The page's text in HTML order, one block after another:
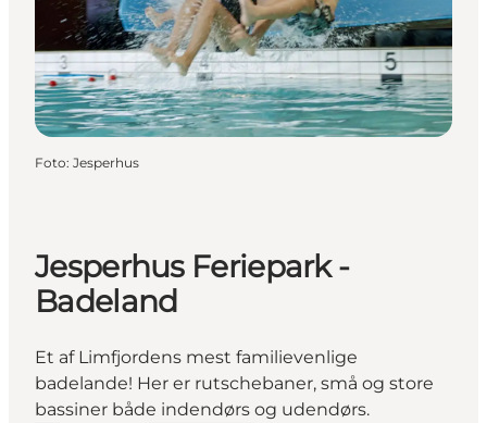
Foto: Jesperhus
Jesperhus Feriepark -
Badeland
Et af Limfjordens mest familievenlige
badelande! Her er rutschebaner, små og store
bassiner både indendørs og udendørs.